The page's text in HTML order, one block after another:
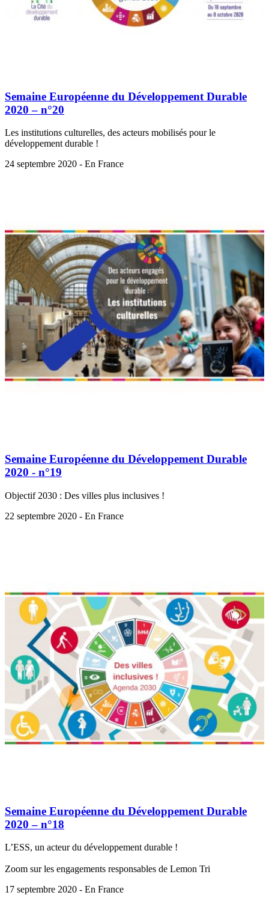
Semaine Européenne du Développement Durable
2020 – n°20
Les institutions culturelles, des acteurs mobilisés pour le
développement durable !
24 septembre 2020 - En France
Semaine Européenne du Développement Durable
2020 - n°19
Objectif 2030 : Des villes plus inclusives !
22 septembre 2020 - En France
Semaine Européenne du Développement Durable
2020 – n°18
L’ESS, un acteur du développement durable !
Zoom sur les engagements responsables de Lemon Tri
17 septembre 2020 - En France